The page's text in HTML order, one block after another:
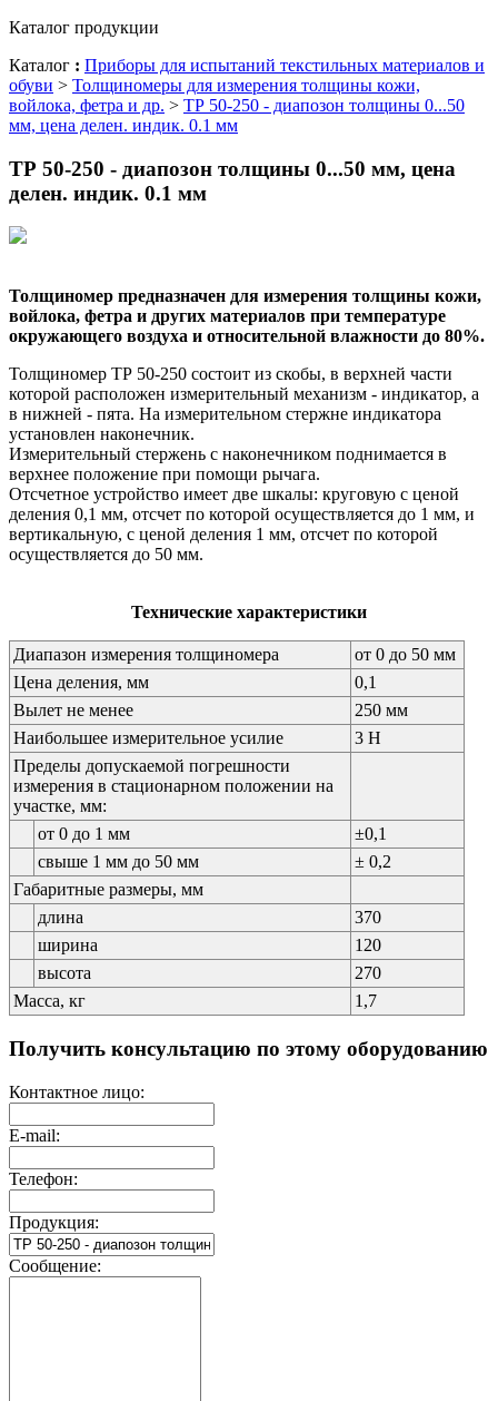
Каталог продукции
Каталог : Приборы для испытаний текстильных материалов и
обуви > Толщиномеры для измерения толщины кожи,
войлока, фетра и др. > ТР 50-250 - диапозон толщины 0...50
мм, цена делен. индик. 0.1 мм
ТР 50-250 - диапозон толщины 0...50 мм, цена
делен. индик. 0.1 мм
Толщиномер предназначен для измерения толщины кожи,
войлока, фетра и других материалов при температуре
окружающего воздуха и относительной влажности до 80%.
Толщиномер ТР 50-250 состоит из скобы, в верхней части
которой расположен измерительный механизм - индикатор, а
в нижней - пята. На измерительном стержне индикатора
установлен наконечник.
Измерительный стержень с наконечником поднимается в
верхнее положение при помощи рычага.
Отсчетное устройство имеет две шкалы: круговую с ценой
деления 0,1 мм, отсчет по которой осуществляется до 1 мм, и
вертикальную, с ценой деления 1 мм, отсчет по которой
осуществляется до 50 мм.
Технические характеристики
Диапазон измерения толщиномера
от 0 до 50 мм
Цена деления, мм
0,1
Вылет не менее
250 мм
Наибольшее измерительное усилие
3 Н
Пределы допускаемой погрешности
измерения в стационарном положении на
участке, мм:
от 0 до 1 мм
±0,1
свыше 1 мм до 50 мм
± 0,2
Габаритные размеры, мм
длина
370
ширина
120
высота
270
Масса, кг
1,7
Получить консультацию по этому оборудованию
Контактное лицо:
E-mail:
Телефон:
Продукция:
Сообщение: